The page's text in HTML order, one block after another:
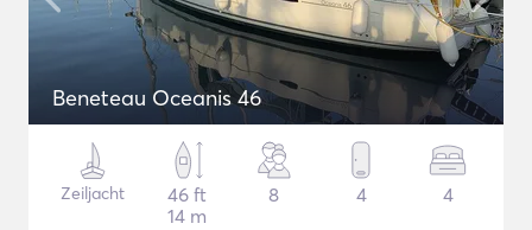
Beneteau Oceanis 46
Zeiljacht
46 ft
14 m
8 4 4